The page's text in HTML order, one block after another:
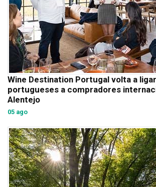
Wine Destination Portugal volta a
portugueses a compradores
Alentejo
05 ago